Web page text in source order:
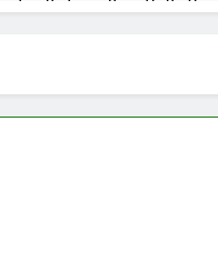
الطاقة: الاقتصاد